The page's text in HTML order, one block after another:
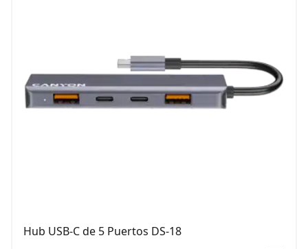
Hub USB-C de 5 Puertos DS-18